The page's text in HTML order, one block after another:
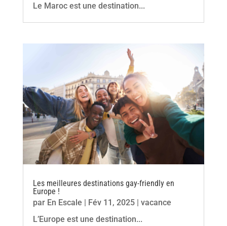
Le Maroc est une destination...
Les meilleures destinations gay-friendly en
Europe !
par En Escale | Fév 11, 2025| vacance
L’Europe est une destination...